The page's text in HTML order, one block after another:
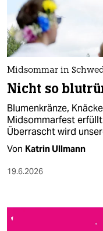
nord
wahrheit
verlag
verlag
veranstaltungen
shop
fragen & hilfe
abo
Midsommar in
Nicht so
Blumenkränze,
Midsommarfest
Überrascht wird
Von Katrin Ullmann
19.6.2026